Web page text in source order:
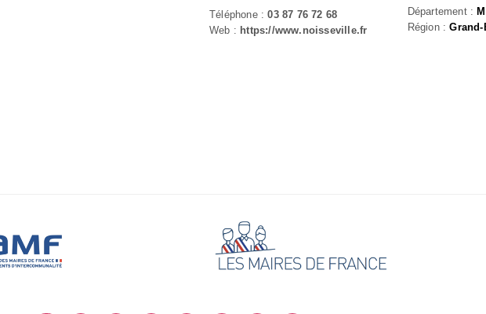
Téléphone :03 87 76 72 68
Web : https://www.noisseville.fr
Département :
Région :Grand-